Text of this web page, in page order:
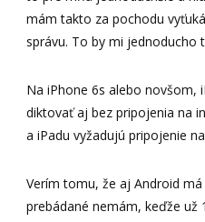
mám takto za pochodu
správu. To by mi jednoducho
Na iPhone 6s alebo novšom,
diktovať aj bez pripojenia na
a iPadu vyžadujú pripojenie
Verím tomu, že aj Android
prebádané nemám, keďže už